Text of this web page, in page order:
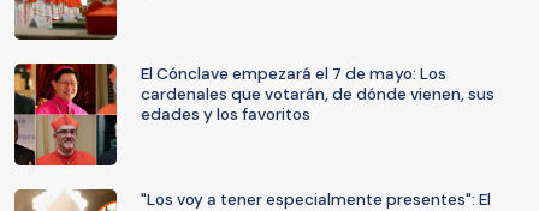
El Cónclave empezará el 7 de mayo: Los
cardenales que votarán, de dónde vienen, sus
edades y los favoritos
"Los voy a tener especialmente presentes": El